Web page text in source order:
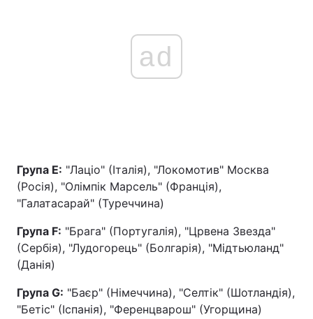
ad
Група E: "Лаціо" (Італія), "Локомотив" Москва
(Росія), "Олімпік Марсель" (Франція),
"Галатасарай" (Туреччина)
Група F: "Брага" (Португалія), "Црвена Звезда"
(Сербія), "Лудогорець" (Болгарія), "Мідтьюланд"
(Данія)
Група G: "Баєр" (Німеччина), "Селтік" (Шотландія),
"Бетіс" (Іспанія), "Ференцварош" (Угорщина)